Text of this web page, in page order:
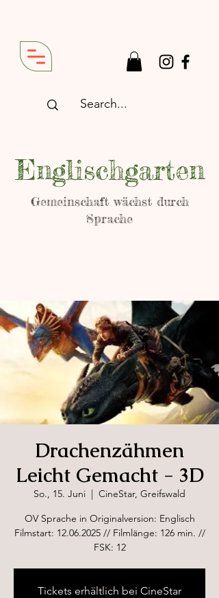
Englischgarten
Gemeinschaft wächst durch
Sprache
Drachenzähmen
Leicht Gemacht - 3D
So., 15. Juni
  |
CineStar, Greifswald
OV Sprache in Originalversion: Englisch
Filmstart: 12.06.2025 // Filmlänge: 126 min. //
FSK: 12
Tickets erhältlich bei CineStar